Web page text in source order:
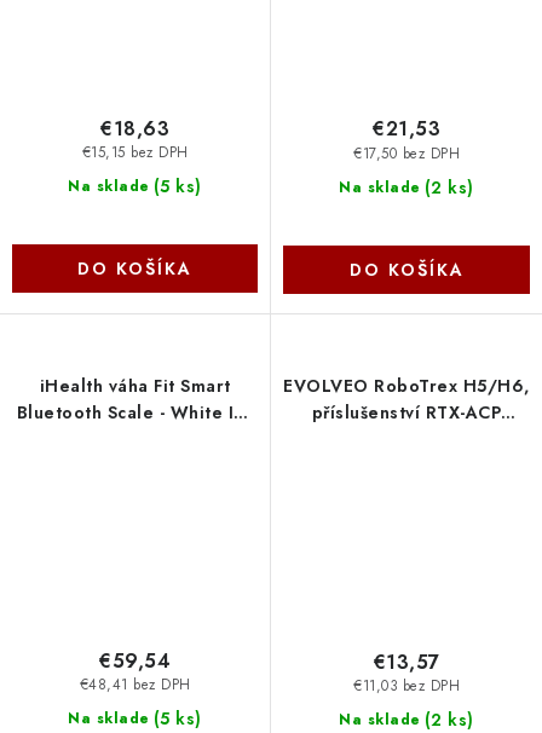
Na sklade (5 ks)
€15,15 bez DPH
€18,63
DO KOŠÍKA
Na sklade (2 ks)
€17,50 bez DPH
€21,53
DO KOŠÍKA
iHealth váha Fit Smart
Bluetooth Scale - White IH-
Na sklade (5 ks)
€48,41 bez DPH
€59,54
EVOLVEO RoboTrex H5/H6,
příslušenství RTX-ACP
Na sklade (2 ks)
€11,03 bez DPH
€13,57